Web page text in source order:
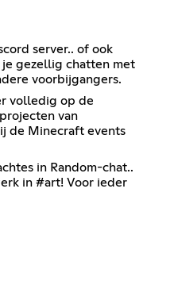
server.. of ook
gezellig chatten met
voorbijgangers.
volledig op de
van
de Minecraft events
in Random-chat..
in #art! Voor ieder